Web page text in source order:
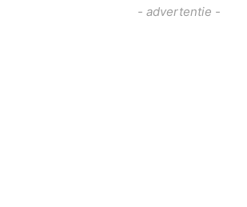
- advertentie -